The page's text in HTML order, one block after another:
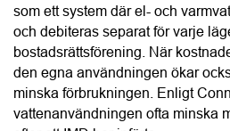
fastighetsvärde. Miljöaspekten är
Conny, eftersom föreningen får
arbeta aktivt med att minska sin